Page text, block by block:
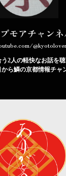
モアチャンネ
2人の軽快なお話を
ら鱗の京都情報チャ